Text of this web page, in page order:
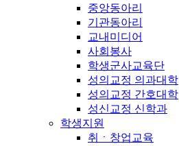
중앙동아리
기관동아리
교내미디어
사회봉사
학생군사교육단
성의교정 의과대학
성의교정 간호대학
성신교정 신학과
학생지원
취ㆍ창업교육